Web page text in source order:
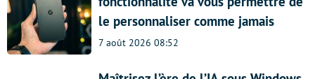
le personnaliser comme jamais
7 août 2026 08:52